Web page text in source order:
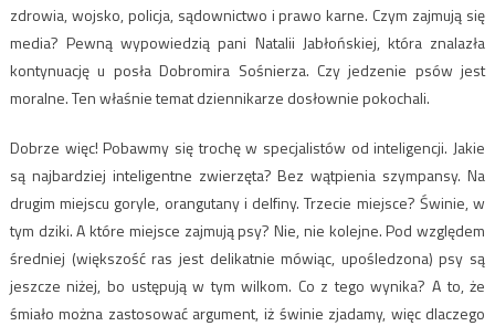
zdrowia, wojsko, policja, sądownictwo i prawo karne. Czym zajmują się
media? Pewną wypowiedzią pani Natalii Jabłońskiej, która znalazła
kontynuację u posła Dobromira Sośnierza. Czy jedzenie psów jest
moralne. Ten właśnie temat dziennikarze dosłownie pokochali.
Dobrze więc! Pobawmy się trochę w specjalistów od inteligencji. Jakie
są najbardziej inteligentne zwierzęta? Bez wątpienia szympansy. Na
drugim miejscu goryle, orangutany i delfiny. Trzecie miejsce? Świnie, w
tym dziki. A które miejsce zajmują psy? Nie, nie kolejne. Pod względem
średniej (większość ras jest delikatnie mówiąc, upośledzona) psy są
jeszcze niżej, bo ustępują w tym wilkom. Co z tego wynika? A to, że
śmiało można zastosować argument, iż świnie zjadamy, więc dlaczego